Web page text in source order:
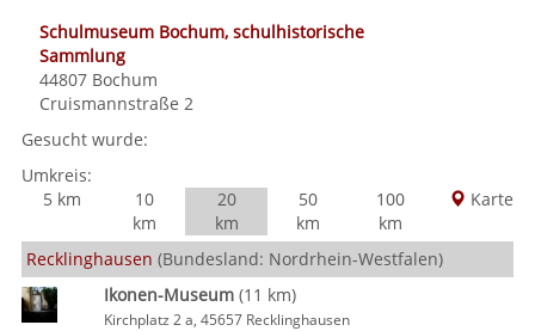
Schulmuseum Bochum, schulhistorische
Sammlung
44807 Bochum
Cruismannstraße 2
Gesucht wurde:
Umkreis:
5 km
10
km
20
km
50
km
100
km
Karte
Recklinghausen (Bundesland: Nordrhein-Westfalen)
Ikonen-Museum(11 km)
Kirchplatz 2 a, 45657 Recklinghausen